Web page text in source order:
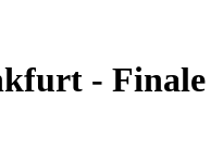
- Finale